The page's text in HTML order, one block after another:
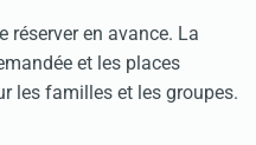
réserver en avance. La
et les places
les familles et les groupes.